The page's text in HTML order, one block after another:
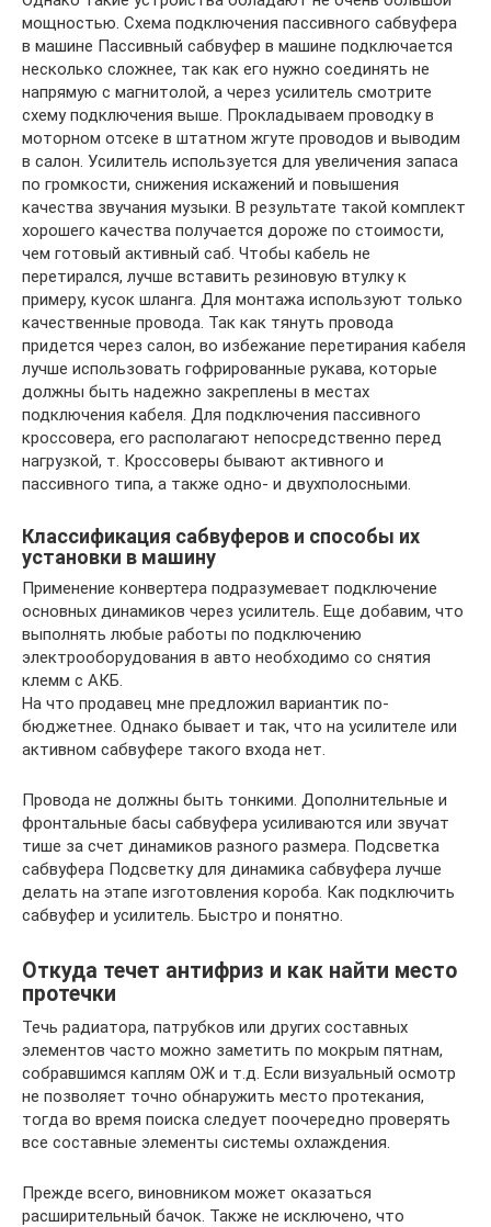
мощностью. Схема подключения пассивного сабвуфера
в машине Пассивный сабвуфер в машине подключается
несколько сложнее, так как его нужно соединять не
напрямую с магнитолой, а через усилитель смотрите
схему подключения выше. Прокладываем проводку в
моторном отсеке в штатном жгуте проводов и выводим
в салон. Усилитель используется для увеличения запаса
по громкости, снижения искажений и повышения
качества звучания музыки. В результате такой комплект
хорошего качества получается дороже по стоимости,
чем готовый активный саб. Чтобы кабель не
перетирался, лучше вставить резиновую втулку к
примеру, кусок шланга. Для монтажа используют только
качественные провода. Так как тянуть провода
придется через салон, во избежание перетирания кабеля
лучше использовать гофрированные рукава, которые
должны быть надежно закреплены в местах
подключения кабеля. Для подключения пассивного
кроссовера, его располагают непосредственно перед
нагрузкой, т. Кроссоверы бывают активного и
пассивного типа, а также одно- и двухполосными.
Классификация сабвуферов и способы их
установки в машину
Применение конвертера подразумевает подключение
основных динамиков через усилитель. Еще добавим, что
выполнять любые работы по подключению
электрооборудования в авто необходимо со снятия
клемм с АКБ.
На что продавец мне предложил вариантик по-
бюджетнее. Однако бывает и так, что на усилителе или
активном сабвуфере такого входа нет.
Провода не должны быть тонкими. Дополнительные и
фронтальные басы сабвуфера усиливаются или звучат
тише за счет динамиков разного размера. Подсветка
сабвуфера Подсветку для динамика сабвуфера лучше
делать на этапе изготовления короба. Как подключить
сабвуфер и усилитель. Быстро и понятно.
Откуда течет антифриз и как найти место
протечки
Течь радиатора, патрубков или других составных
элементов часто можно заметить по мокрым пятнам,
собравшимся каплям ОЖ и т.д. Если визуальный осмотр
не позволяет точно обнаружить место протекания,
тогда во время поиска следует поочередно проверять
все составные элементы системы охлаждения.
Прежде всего, виновником может оказаться
расширительный бачок. Также не исключено, что